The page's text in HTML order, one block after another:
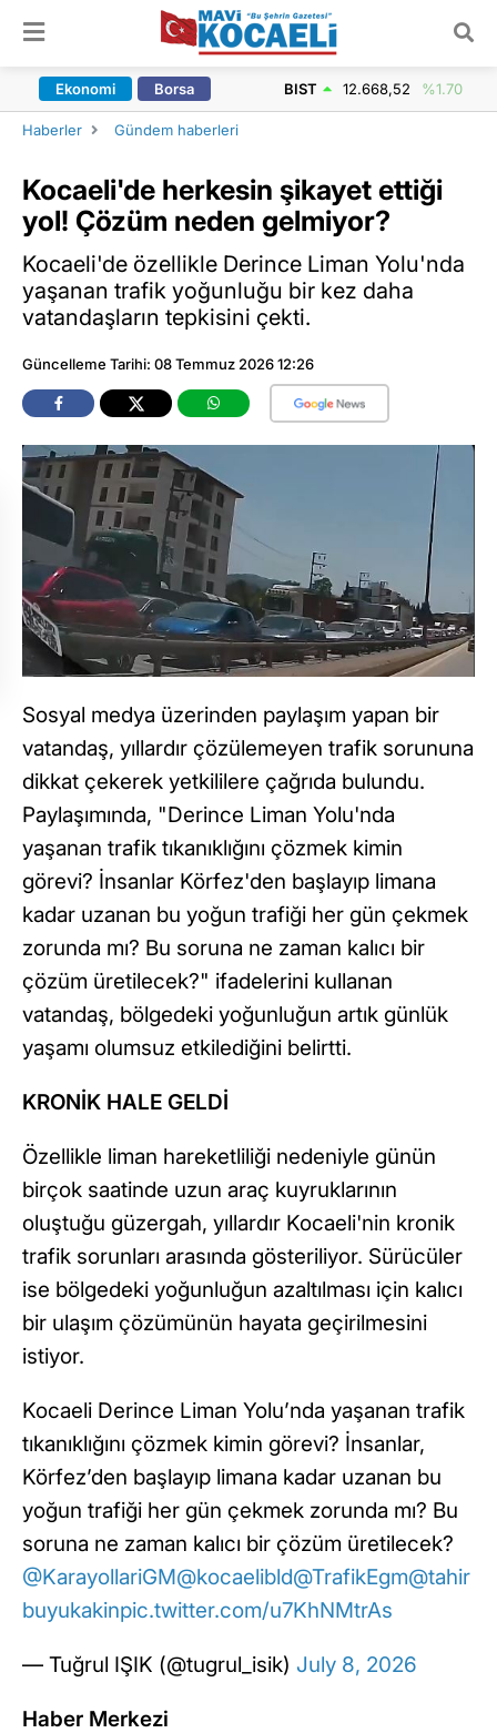
Ekonomi Borsa BIST 12.668,52 %1.70
Haberler Gündem haberleri
Kocaeli'de herkesin şikayet ettiği
yol! Çözüm neden gelmiyor?
Kocaeli'de özellikle Derince Liman Yolu'nda
yaşanan trafik yoğunluğu bir kez daha
vatandaşların tepkisini çekti.
Güncelleme Tarihi: 08 Temmuz 2026 12:26
Sosyal medya üzerinden paylaşım yapan bir
vatandaş, yıllardır çözülemeyen trafik sorununa
dikkat çekerek yetkililere çağrıda bulundu.
Paylaşımında, "Derince Liman Yolu'nda
yaşanan trafik tıkanıklığını çözmek kimin
görevi? İnsanlar Körfez'den başlayıp limana
kadar uzanan bu yoğun trafiği her gün çekmek
zorunda mı? Bu soruna ne zaman kalıcı bir
çözüm üretilecek?" ifadelerini kullanan
vatandaş, bölgedeki yoğunluğun artık günlük
yaşamı olumsuz etkilediğini belirtti.
KRONİK HALE GELDİ
Özellikle liman hareketliliği nedeniyle günün
birçok saatinde uzun araç kuyruklarının
oluştuğu güzergah, yıllardır Kocaeli'nin kronik
trafik sorunları arasında gösteriliyor. Sürücüler
ise bölgedeki yoğunluğun azaltılması için kalıcı
bir ulaşım çözümünün hayata geçirilmesini
istiyor.
Kocaeli Derince Liman Yolu’nda yaşanan trafik
tıkanıklığını çözmek kimin görevi? İnsanlar,
Körfez’den başlayıp limana kadar uzanan bu
yoğun trafiği her gün çekmek zorunda mı? Bu
soruna ne zaman kalıcı bir çözüm üretilecek?
@KarayollariGM@kocaelibld@TrafikEgm@tahir
buyukakinpic.twitter.com/u7KhNMtrAs
— Tuğrul IŞIK (@tugrul_isik) July 8, 2026
Haber Merkezi